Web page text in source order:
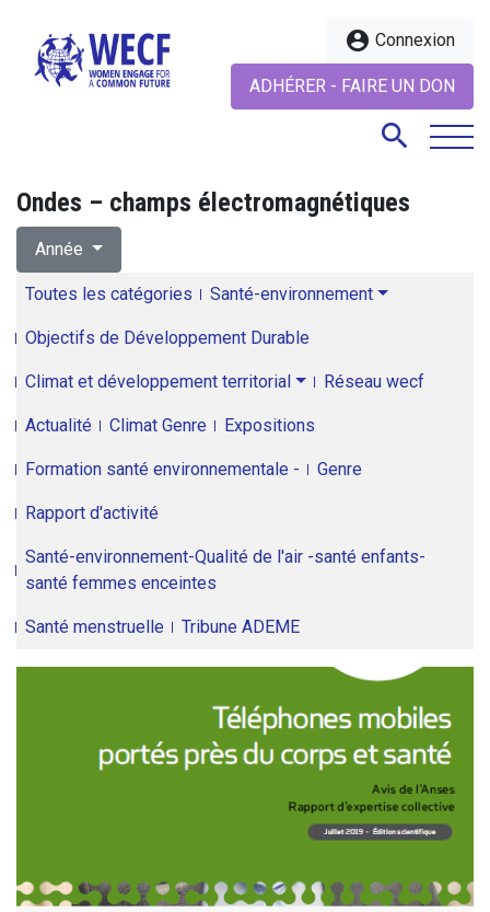
account_circle Connexion
ADHÉRER - FAIRE UN DON
search
Ondes – champs électromagnétiques
Année
Toutes les catégories Santé-environnement
Objectifs de Développement Durable
Climat et développement territorial Réseau wecf
Actualité Climat Genre Expositions
Formation santé environnementale - Genre
Rapport d'activité
Santé-environnement-Qualité de l'air -santé enfants-
santé femmes enceintes
Santé menstruelle Tribune ADEME